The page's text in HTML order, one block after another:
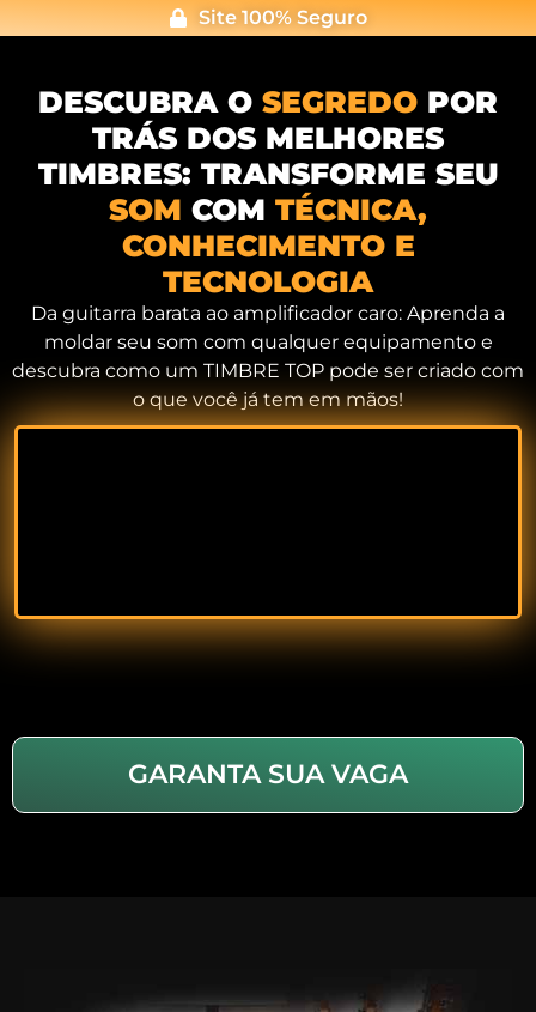
Site 100% Seguro
DESCUBRA O SEGREDO POR
TRÁS DOS MELHORES
TIMBRES: TRANSFORME SEU
SOM COM TÉCNICA,
CONHECIMENTO E
TECNOLOGIA
Da guitarra barata ao amplificador caro: Aprenda a
moldar seu som com qualquer equipamento e
descubra como um TIMBRE TOP pode ser criado com
o que você já tem em mãos!
GARANTA SUA VAGA